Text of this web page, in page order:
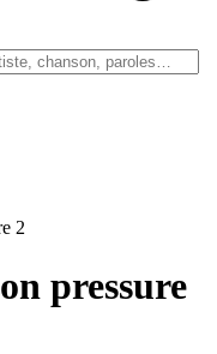
2
pressure